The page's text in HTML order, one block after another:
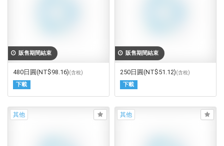
販售期間結束
480日圓(NT$98.16)(含稅)
下載
販售期間結束
250日圓(NT$51.12)(含稅)
下載
其他 其他